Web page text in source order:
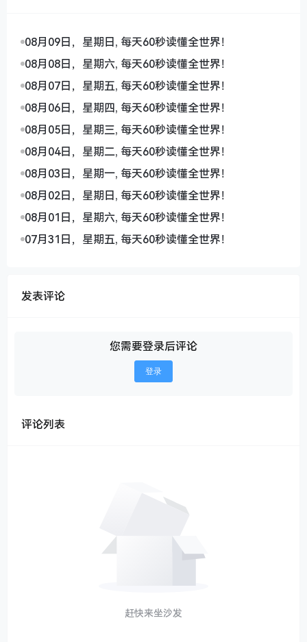
08月09日，星期日, 每天60秒读懂全世界！
08月08日，星期六, 每天60秒读懂全世界！
08月07日，星期五, 每天60秒读懂全世界！
08月06日，星期四, 每天60秒读懂全世界！
08月05日，星期三, 每天60秒读懂全世界！
08月04日，星期二, 每天60秒读懂全世界！
08月03日，星期一, 每天60秒读懂全世界！
08月02日，星期日, 每天60秒读懂全世界！
08月01日，星期六, 每天60秒读懂全世界！
07月31日，星期五, 每天60秒读懂全世界！
发表评论
您需要登录后评论
登录
评论列表
赶快来坐沙发